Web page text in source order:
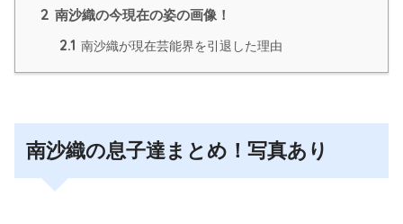
2 南沙織の今現在の姿の画像！
2.1 南沙織が現在芸能界を引退した理由
南沙織の息子達まとめ！写真あり